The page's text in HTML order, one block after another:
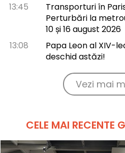
13:45
Transporturi în
Perturbări la
10 și 16 august 2026
13:08
Papa Leon al XIV-
deschid astăzi!
Vezi mai
CELE MAI RECENTE